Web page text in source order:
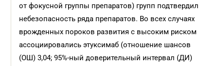
от фокусной группы препаратов) групп подтвердил
небезопасность ряда препаратов. Во всех случаях
врожденных пороков развития с высоким риском
ассоциировались этуксимаб (отношение шансов
(ОШ) 3,04; 95%-ный доверительный интервал (ДИ)